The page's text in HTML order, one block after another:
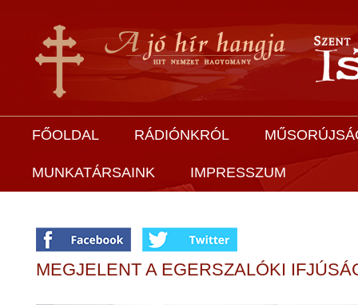
FŐOLDAL RÁDIÓNKRÓL
MUNKATÁRSAINK IMPRESSZUM
MEGJELENT A EGERSZALÓKI